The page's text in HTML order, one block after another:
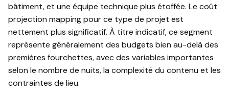
bâtiment, et une équipe technique plus étoffée. Le coût
projection mapping pour ce type de projet est
nettement plus significatif. À titre indicatif, ce segment
représente généralement des budgets bien au-delà des
premières fourchettes, avec des variables importantes
selon le nombre de nuits, la complexité du contenu et les
contraintes de lieu.